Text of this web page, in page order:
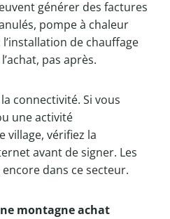
générer des factures
pompe à chaleur
de chauffage
pas après.
connectivité. Si vous
une activité
village, vérifiez la
avant de signer. Les
dans ce secteur.
montagne achat